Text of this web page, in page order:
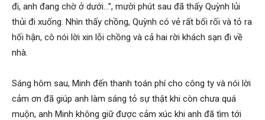
văn
phòng
đi, anh đang chờ ở dưới…”, mười phút sau đã thấy Quỳnh lủi
thủi đi xuống. Nhìn thấy chồng, Quỳnh có vẻ rất bối rối và tỏ ra
hối hận, cô nói lời xin lỗi chồng và cả hai rời khách sạn đi về
nhà.
Sáng hôm sau, Minh đến thanh toán phí cho công ty và nói lời
cảm ơn đã giúp anh làm sáng tỏ sự thật khi còn chưa quá
muộn, anh Minh không giữ được cảm xúc khi anh đã tìm tới